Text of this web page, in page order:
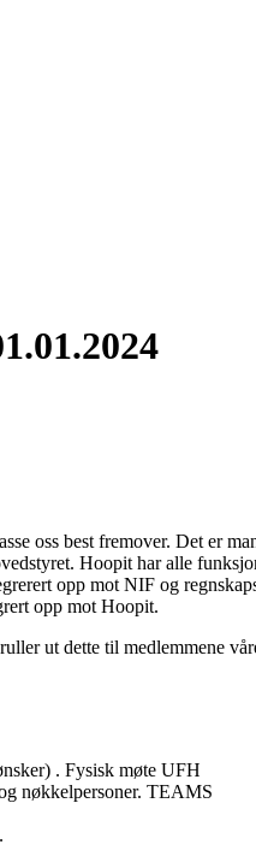
oss best fremover. Det er
Hoopit har alle
opp mot NIF og
opp mot Hoopit.
ut dette til medlemmene
. Fysisk møte UFH
nøkkelpersoner. TEAMS